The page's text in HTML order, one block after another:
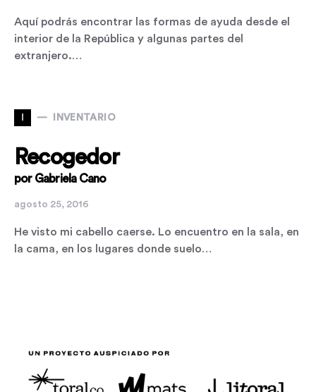
Aquí podrás encontrar las formas de ayuda desde el
interior de la República y algunas partes del
extranjero.…
I INVENTARIO
Recogedor
por Gabriela Cano
agosto 25, 2016
He visto mi cabello caerse. Lo encuentro en la sala, en
la cama, en los lugares donde suelo…